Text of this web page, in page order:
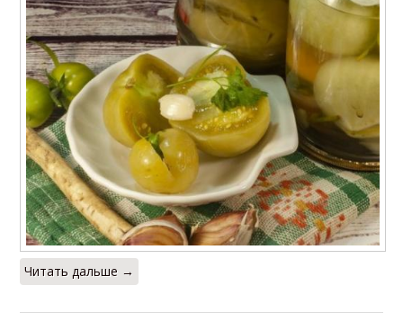
Читать дальше →